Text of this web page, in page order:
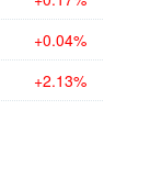
+0.04%
+2.13%